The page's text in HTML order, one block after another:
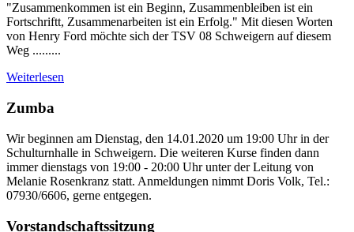
"Zusammenkommen ist ein Beginn, Zusammenbleiben ist ein
Fortschriftt, Zusammenarbeiten ist ein Erfolg." Mit diesen Worten
von Henry Ford möchte sich der TSV 08 Schweigern auf diesem
Weg .........
Weiterlesen
Zumba
Wir beginnen am Dienstag, den 14.01.2020 um 19:00 Uhr in der
Schulturnhalle in Schweigern. Die weiteren Kurse finden dann
immer dienstags von 19:00 - 20:00 Uhr unter der Leitung von
Melanie Rosenkranz statt. Anmeldungen nimmt Doris Volk, Tel.:
07930/6606, gerne entgegen.
Vorstandschaftssitzung